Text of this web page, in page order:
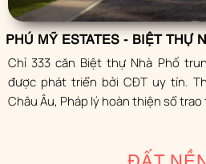
PHÚ MỸ ESTATES - BIỆT THỰ
Chỉ 333 căn Biệt thự Nhà Phố
được phát triển bởi CĐT uy tín.
Châu Âu, Pháp lý hoàn thiện sổ trao